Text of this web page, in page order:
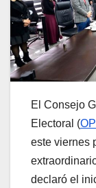
El Consejo
Electoral (
este viernes
declaró el